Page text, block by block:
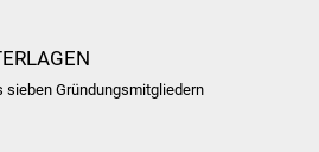
Kindergärten
sieben Gründungsmitgliedern